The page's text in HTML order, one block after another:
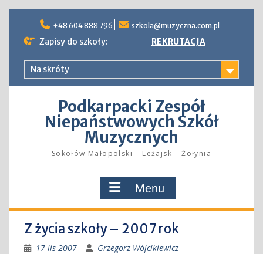
content
+48 604 888 796 szkola@muzyczna.com.pl
Zapisy do szkoły: REKRUTACJA
Na skróty
Podkarpacki Zespół
Niepaństwowych Szkół
Muzycznych
Sokołów Małopolski – Leżajsk – Żołynia
Menu
Z życia szkoły – 2007 rok
17 lis 2007 Grzegorz Wójcikiewicz